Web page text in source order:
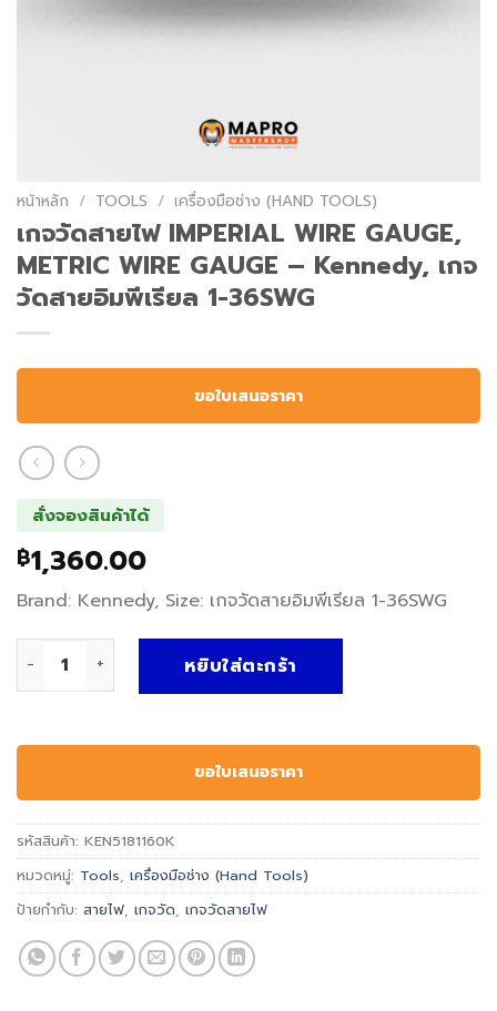
หน้าหลัก / TOOLS / เครื่องมือช่าง (HAND TOOLS)
เกจวัดสายไฟ IMPERIAL WIRE GAUGE,
METRIC WIRE GAUGE – Kennedy, เกจ
วัดสายอิมพีเรียล 1-36SWG
ขอใบเสนอราคา
สั่งจองสินค้าได้
฿1,360.00
Brand: Kennedy, Size: เกจวัดสายอิมพีเรียล 1-36SWG
หยิบใส่ตะกร้า
ขอใบเสนอราคา
รหัสสินค้า: KEN5181160K
หมวดหมู่: Tools เครื่องมือช่าง (Hand Tools)
ป้ายกำกับ: สายไฟ เกจวัด เกจวัดสายไฟ